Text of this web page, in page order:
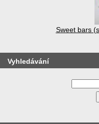
Sweet bars
Vyhledávání